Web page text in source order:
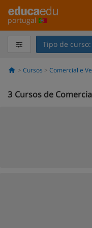
portugal
Tipo de curso:
Cursos Comercial e
3 Cursos de